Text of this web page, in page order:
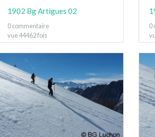
1902 Bg Artigues 02
0 commentaire
vue 44462 fois
0